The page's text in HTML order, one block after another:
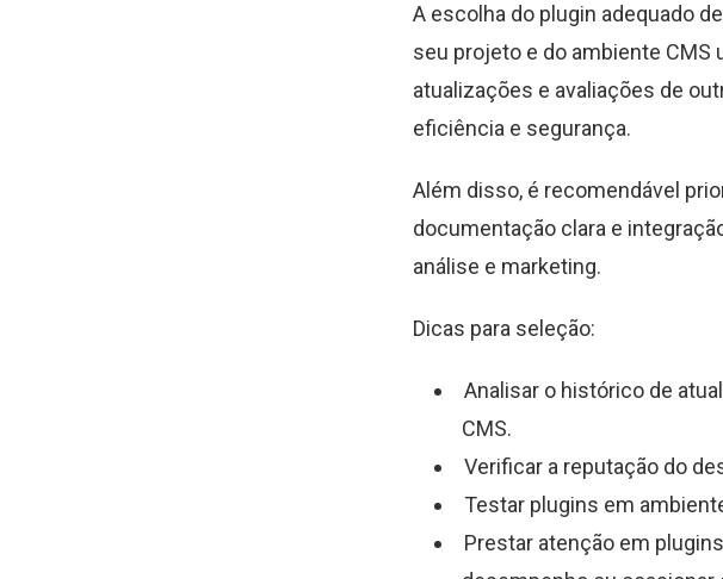
A escolha do plugin adequado
seu projeto e do ambiente CMS
atualizações e avaliações de
eficiência e segurança.
Além disso, é recomendável
documentação clara e
análise e marketing.
Dicas para seleção:
Analisar o histórico de
CMS.
Verificar a reputação do
Testar plugins em
Prestar atenção em